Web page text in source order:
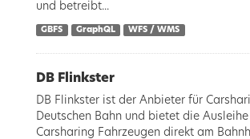
und betreibt...
GBFS GraphQL WFS / WMS
DB Flinkster
DB Flinkster ist der Anbieter für
Deutschen Bahn und bietet die
Carsharing Fahrzeugen direkt am